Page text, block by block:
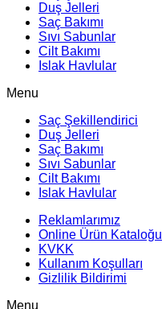
Duş Jelleri
Saç Bakımı
Sıvı Sabunlar
Cilt Bakımı
Islak Havlular
Menu
Saç Şekillendirici
Duş Jelleri
Saç Bakımı
Sıvı Sabunlar
Cilt Bakımı
Islak Havlular
Reklamlarımız
Online Ürün Kataloğu
KVKK
Kullanım Koşulları
Gizlilik Bildirimi
Menu